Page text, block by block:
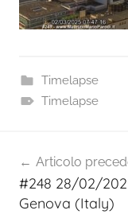
Timelapse
Timelapse
articoli
Articolo
#248 28/02/
Genova (Italy)